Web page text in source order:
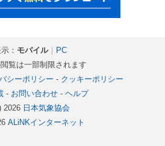
： モバイル｜ PC
覧は一部制限されます
シーポリシー - クッキーポリシー
- お問い合わせ- ヘルプ
2026 日本気象協会
ALiNKインターネット